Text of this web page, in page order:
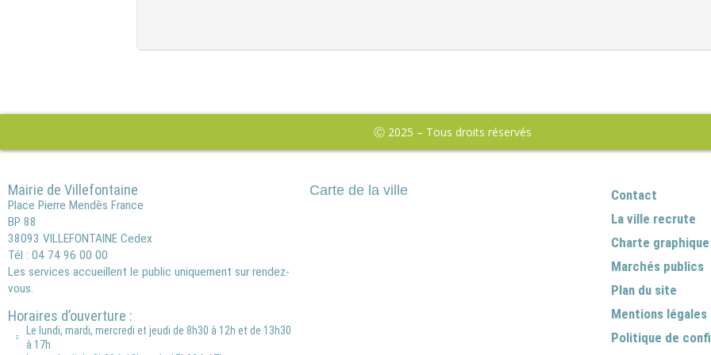
Ⓒ 2025 – Tous droits réservés
Mairie de Villefontaine
Place Pierre Mendès France
BP 88
38093 VILLEFONTAINE Cedex
Tél : 04 74 96 00 00
Les services accueillent le public uniquement sur rendez-
vous.
Horaires d’ouverture :
Le lundi, mardi, mercredi et jeudi de 8h30 à 12h et de 13h30
à 17h
Carte de la ville
Contact
La ville recrute
Charte graphique
Marchés publics
Plan du site
Mentions légales
Politique de